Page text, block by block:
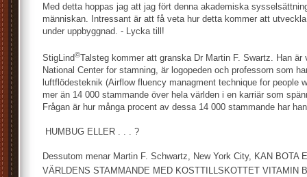
Med detta hoppas jag att jag fört denna akademiska
människan. Intressant är att få veta hur detta kommer att
under uppbyggnad. - Lycka till!
StigLind©Talsteg kommer att granska Dr Martin F. Swartz. Han är
National Center for stamning, är logopeden och professorn som
luftflödesteknik (Airflow fluency managment technique for people
mer än 14 000 stammande över hela världen i en karriär som
Frågan är hur många procent av dessa 14 000 stammande har
HUMBUG ELLER . . . ?
Dessutom menar Martin F. Schwartz, New York City, KAN BOTA
VÄRLDENS STAMMANDE MED KOSTTILLSKOTTET VITAMIN B